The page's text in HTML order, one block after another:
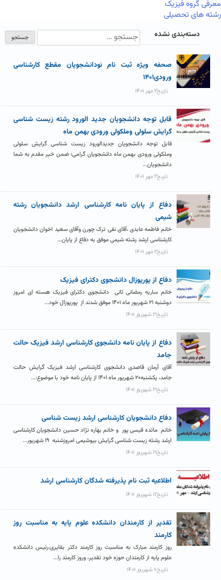
معرفی گروه فیزیک
رشته های تحصیلی
دسته‌بندی نشده
صحفه ویژه ثبت نام نودانشجویان مقطع کارشناسی
ورودی۱۴۰۱
تاریخ۲ مهر ۱۴۰۱
قابل توجه دانشجویان جدید الورود رشته زیست شناسی
گرایش سلولی وملکولی ورودی بهمن ماه
قابل توجه دانشجویان جدیدالورود زیست شناسی گرایش سلولی
وملکولی ورودی بهمن ماه دانشجویان گرامی؛ ضمن خیر مقدم به شما
دانشجویان...
تاریخ۲ مهر ۱۴۰۱
دفاع از پایان نامه کارشناسی ارشد دانشجویان رشته
شیمی
خانم فاطمه عابدی ،آقای نقی ترک چورن وآقای سعید اخوان دانشجویان
کارشناسی ارشد رشته شیمی موفق به دفاع از پایان...
تاریخ۲ مهر ۱۴۰۱
دفاع از پورپوزال دانشجوی دکترای فیزیک
خانم ساریه رمضانی ثانی دانشجوی دکترای فیزیک هسته ای امروز
دوشنبه ۲۱ شهریور ماه ۱۴۰۱ موفق شدند از پورپوزال خود...
تاریخ۲۱ شهریور ۱۴۰۱
دفاع از پایان نامه دانشجوی کارشناسی ارشد فیزیک حالت
جامد
آقای آرمان قاصدی دانشجوی کارشناسی ارشد فیزیک گرایش حالت
جامد، یکشنبه۲۰ شهریور ماه ۱۴۰۱ از پایان نامه خود با موضوع:...
تاریخ۲۱ شهریور ۱۴۰۱
دفاع دانشجویان کارشناسی ارشد زیست شناسی
خانم مائده قیسی پور و خانم بهاره نژاد حسین دانشجویان کارشناسی
ارشد رشته زیست شناسی گرایش بیوشیمی امروزشنبه ۱۹ شهریور...
تاریخ۱۹ شهریور ۱۴۰۱
اطلاعیه ثبت نام پذیرفته شدگان کارشناسی ارشد
تاریخ۱۲ شهریور ۱۴۰۱
تقدیر از کارمندان دانشکده علوم پایه به مناسبت روز
کارمند
روز کارمند مبارک به مناسبت روز کارمند دکتر بقایری،رئیس دانشکده
علوم پایه از کارمندان حوزه خود تقدیر، وروز کارمند را...
تاریخ۶ شهریور ۱۴۰۱